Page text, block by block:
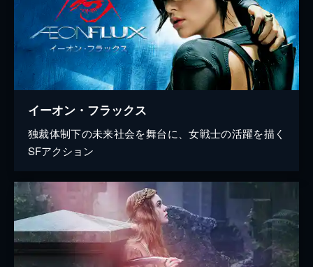
イーオン・フラックス
独裁体制下の未来社会を舞台に、女戦士の活躍を描く
SFアクション